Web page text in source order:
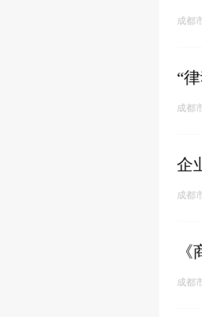
成都
“
成都
企
成都
成都